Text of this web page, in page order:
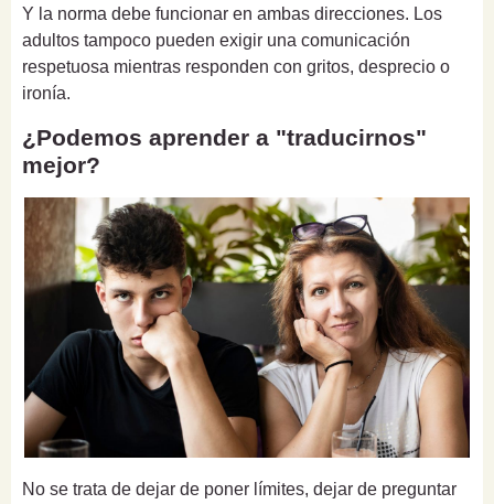
Y la norma debe funcionar en ambas direcciones. Los
adultos tampoco pueden exigir una comunicación
respetuosa mientras responden con gritos, desprecio o
ironía.
¿Podemos aprender a "traducirnos"
mejor?
No se trata de dejar de poner límites, dejar de preguntar